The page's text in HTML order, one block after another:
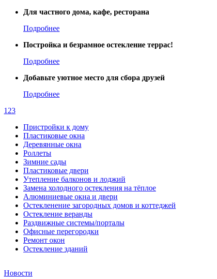
Для частного дома, кафе, ресторана
Подробнее
Постройка и безрамное остекление террас!
Подробнее
Добавьте уютное место для сбора друзей
Подробнее
1 23
Пристройки к дому
Пластиковые окна
Деревянные окна
Роллеты
Зимние сады
Пластиковые двери
Утепление балконов и лоджий
Замена холодного остекления на тёплое
Алюминиевые окна и двери
Остекленение загородных домов и коттеджей
Остекление веранды
Раздвижные системы/порталы
Офисные перегородки
Ремонт окон
Остекление зданий
Новости